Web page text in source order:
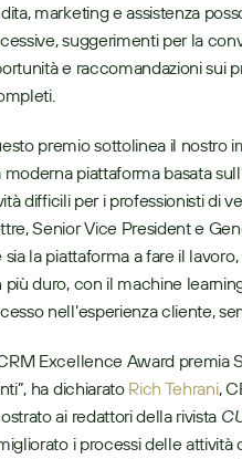
marketing e assistenza
suggerimenti per la
e raccomandazioni sui
premio sottolinea il nostro
moderna piattaforma basata
difficili per i professionisti di
Senior Vice President e
sia la piattaforma a fare il
più duro, con il machine
nell’esperienza cliente,
ha dichiarato Rich Tehrani,
ai redattori della rivista
i processi delle